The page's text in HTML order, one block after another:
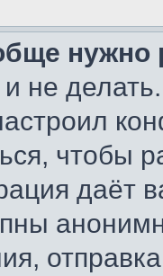
нужно
не
чтобы
даёт